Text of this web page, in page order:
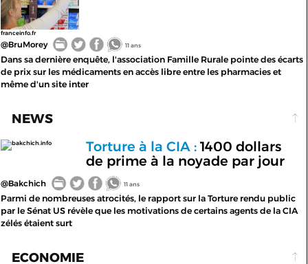
franceinfo.fr
@BruMorey 11 ans
Dans sa dernière enquête, l'association Famille Rurale pointe des écarts
de prix sur les médicaments en accès libre entre les pharmacies et
même d'un site inter
NEWS
bakchich.info Torture à la CIA :1400 dollars
de prime à la noyade par jour
@Bakchich 11 ans
Parmi de nombreuses atrocités, le rapport sur la Torture rendu public
par le Sénat US révèle que les motivations de certains agents de la CIA
zélés étaient surt
ECONOMIE